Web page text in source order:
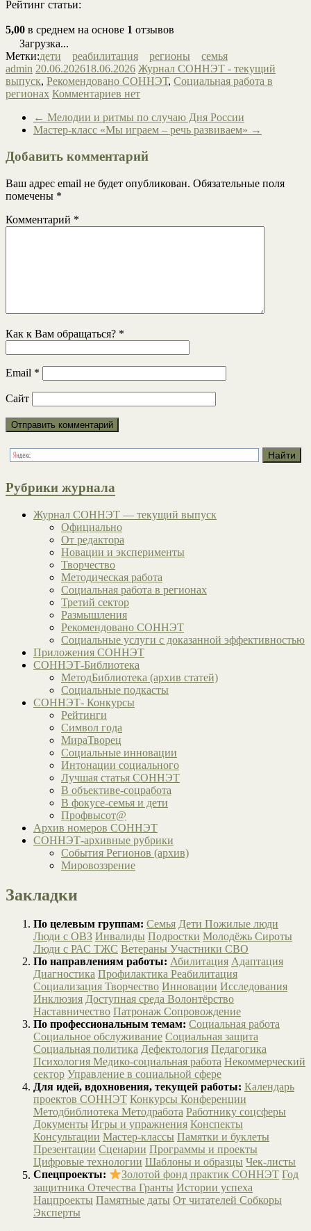
Рейтинг статьи:
5,00 в среднем на основе 1 отзывов
Загрузка...
Метки:дети реабилитация регионы
семья
admin 20.06.202618.06.2026 Журнал СОННЭТ - текущий
выпуск, Рекомендовано СОННЭТ, Социальная работа в
регионах Комментариев нет
← Мелодии и ритмы по случаю Дня России
Мастер-класс «Мы играем – речь развиваем» →
Добавить комментарий
Ваш адрес email не будет опубликован. Обязательные поля
помечены *
Комментарий *
Как к Вам обращаться? *
Email *
Сайт
Рубрики журнала
Журнал СОННЭТ — текущий выпуск
Официально
От редактора
Новации и эксперименты
Творчество
Методическая работа
Социальная работа в регионах
Третий сектор
Размышления
Рекомендовано СОННЭТ
Социальные услуги с доказанной эффективностью
Приложения СОННЭТ
СОННЭТ-Библиотека
МетодБиблиотека (архив статей)
Социальные подкасты
СОННЭТ- Конкурсы
Рейтинги
Символ года
МираТворец
Социальные инновации
Интонации социального
Лучшая статья СОННЭТ
В объективе-соцработа
В фокусе-семья и дети
Профвысот@
Архив номеров СОННЭТ
СОННЭТ-архивные рубрики
События Регионов (архив)
Мировоззрение
Закладки
По целевым группам: Семья Дети Пожилые люди
Люди с ОВЗ Инвалиды Подростки Молодёжь Сироты
Люди с РАС ТЖС Ветераны Участники СВО
По направлениям работы: Абилитация Адаптация
Диагностика Профилактика Реабилитация
Социализация Творчество Инновации Исследования
Инклюзия Доступная среда Волонтёрство
Наставничество Патронаж Сопровождение
По профессиональным темам: Социальная работа
Социальное обслуживание Социальная защита
Социальная политика Дефектология Педагогика
Психология Медико-социальная работа Некоммерческий
сектор Управление в социальной сфере
Для идей, вдохновения, текущей работы: Календарь
проектов СОННЭТ Конкурсы Конференции
Методбиблиотека Методработа Работнику соцсферы
Документы Игры и упражнения Конспекты
Консультации Мастер-классы Памятки и буклеты
Презентации Сценарии Программы и проекты
Цифровые технологии Шаблоны и образцы Чек-листы
Спецпроекты:
Золотой фонд практик СОННЭТ Год
защитника Отечества Гранты Истории успеха
Нацпроекты Памятные даты От читателей Собкоры
Эксперты